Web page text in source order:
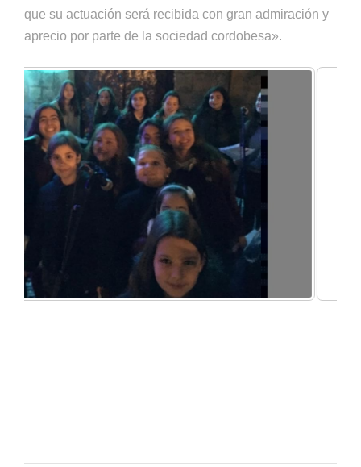
que su actuación será recibida con gran admiración y
aprecio por parte de la sociedad cordobesa».